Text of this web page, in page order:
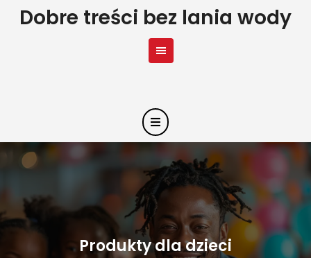
SkipDobre treści bez lania wody
Produkty dla dzieci